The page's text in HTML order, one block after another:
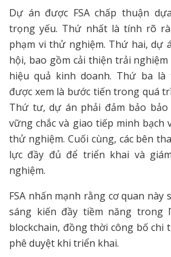
Dự án được FSA chấp thuận
trọng yếu. Thứ nhất là tính rõ
phạm vi thử nghiệm. Thứ hai, dự
hội, bao gồm cải thiện trải
hiệu quả kinh doanh. Thứ ba là
được xem là bước tiến trong quá
Thứ tư, dự án phải đảm bảo
vững chắc và giao tiếp minh bạch
thử nghiệm. Cuối cùng, các bên
lực đầy đủ để triển khai và
nghiệm.
FSA nhấn mạnh rằng cơ quan này
sáng kiến đầy tiềm năng trong
blockchain, đồng thời công bố chi
phê duyệt khi triển khai.